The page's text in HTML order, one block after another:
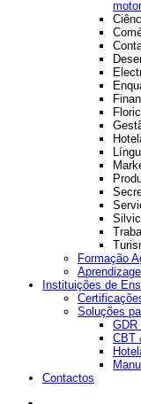
Formação
Instituições de
Soluções
GDR
CBT
Contactos